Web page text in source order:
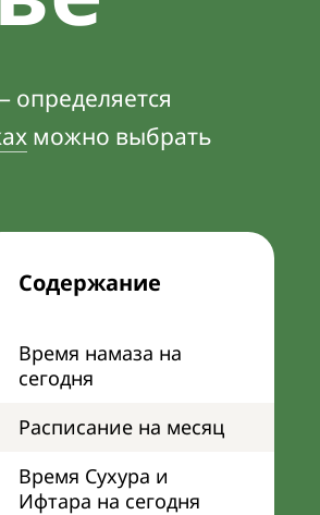
определяется
можно выбрать
Содержание
Время намаза на
сегодня
Расписание на месяц
Время Сухура и
Ифтара на сегодня